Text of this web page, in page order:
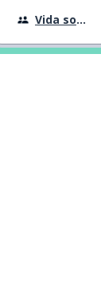
Vida social